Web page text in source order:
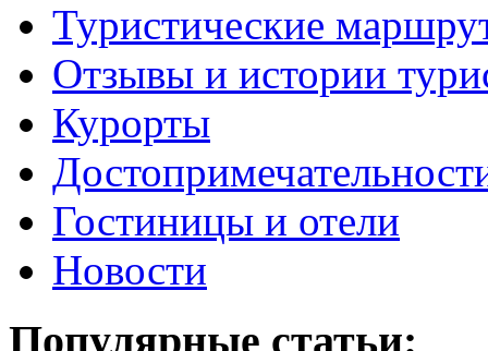
Туристические
Отзывы и истории
Курорты
Гостиницы и отели
Новости
Популярные статьи: